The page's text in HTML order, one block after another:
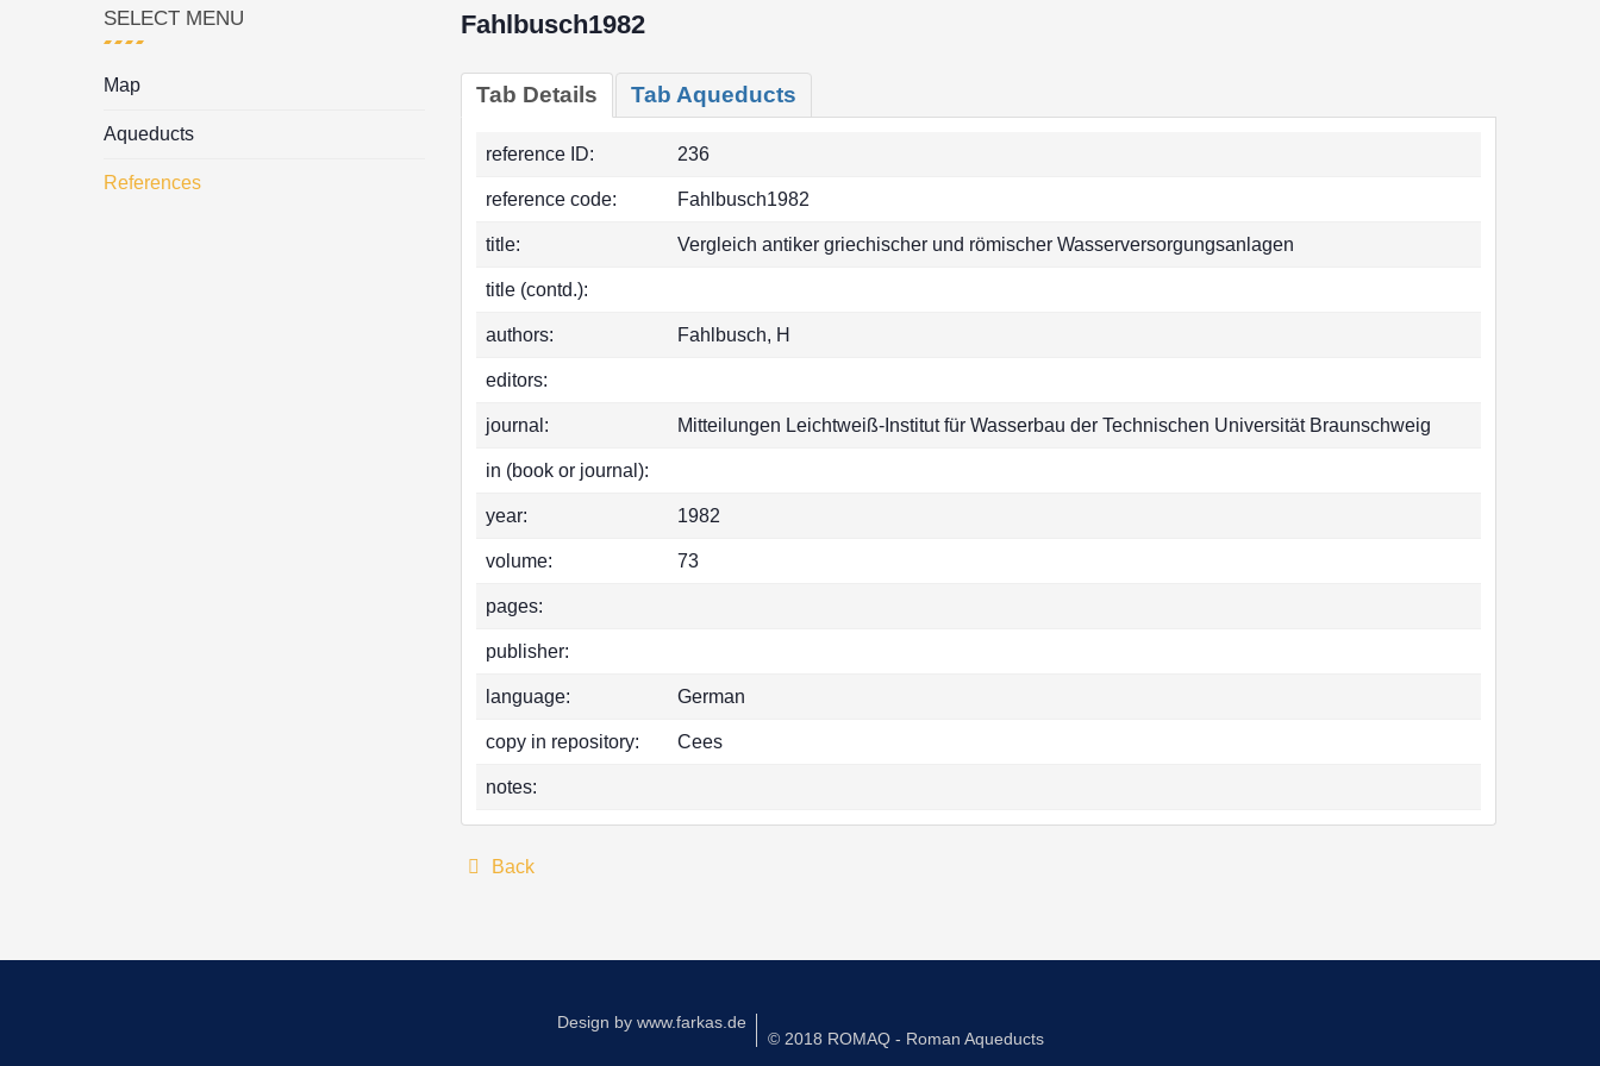
Fahlbusch1982
Tab Details Tab Aqueducts
reference ID: 236
reference code: Fahlbusch1982
title: Vergleich antiker griechischer und römischer Wasserversorgungsanlagen
title (contd.):
authors: Fahlbusch, H
editors:
journal: Mitteilungen Leichtweiß-Institut für Wasserbau der Technischen Universität Braunschweig
in (book or journal):
year: 1982
volume: 73
pages:
publisher:
language: German
copy in repository: Cees
notes:
Back
SELECT MENU
Map
Aqueducts
References
Design by www.farkas.de
© 2018 ROMAQ - Roman Aqueducts